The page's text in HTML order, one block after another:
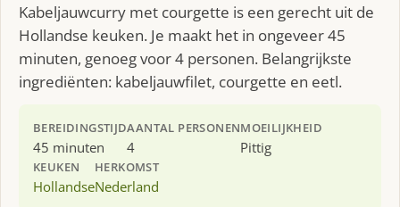
Kabeljauwcurry met courgette is een gerecht uit de
Hollandse keuken. Je maakt het in ongeveer 45
minuten, genoeg voor 4 personen. Belangrijkste
ingrediënten: kabeljauwfilet, courgette en eetl.
BEREIDINGSTIJD
45 minuten
AANTAL PERSONEN
4
MOEILIJKHEID
Pittig
KEUKEN
Hollandse
HERKOMST
Nederland